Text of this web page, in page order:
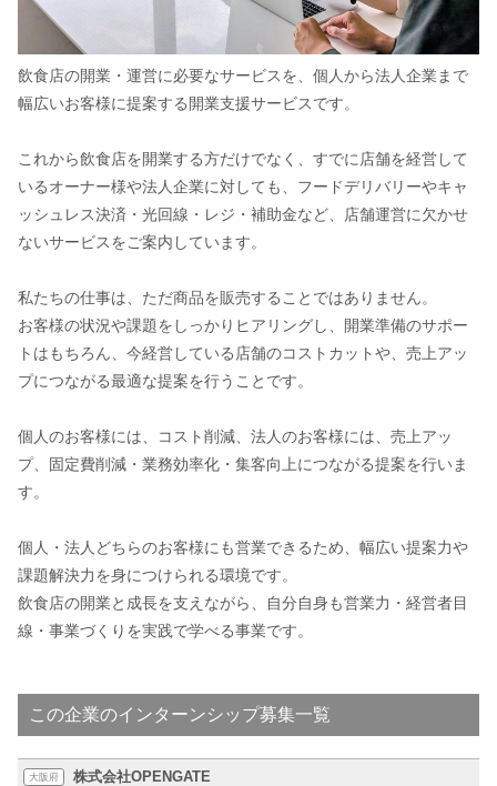
飲食店の開業・運営に必要なサービスを、個人から法人企業まで
幅広いお客様に提案する開業支援サービスです。
これから飲食店を開業する方だけでなく、すでに店舗を経営して
いるオーナー様や法人企業に対しても、フードデリバリーやキャ
ッシュレス決済・光回線・レジ・補助金など、店舗運営に欠かせ
ないサービスをご案内しています。
私たちの仕事は、ただ商品を販売することではありません。
お客様の状況や課題をしっかりヒアリングし、開業準備のサポー
トはもちろん、今経営している店舗のコストカットや、売上アッ
プにつながる最適な提案を行うことです。
個人のお客様には、コスト削減、法人のお客様には、売上アッ
プ、固定費削減・業務効率化・集客向上につながる提案を行いま
す。
個人・法人どちらのお客様にも営業できるため、幅広い提案力や
課題解決力を身につけられる環境です。
飲食店の開業と成長を支えながら、自分自身も営業力・経営者目
線・事業づくりを実践で学べる事業です。
この企業のインターンシップ募集一覧
大阪府 株式会社OPENGATE